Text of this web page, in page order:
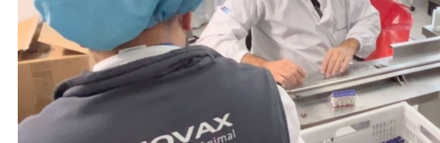
veterinario
Generar
y
forma